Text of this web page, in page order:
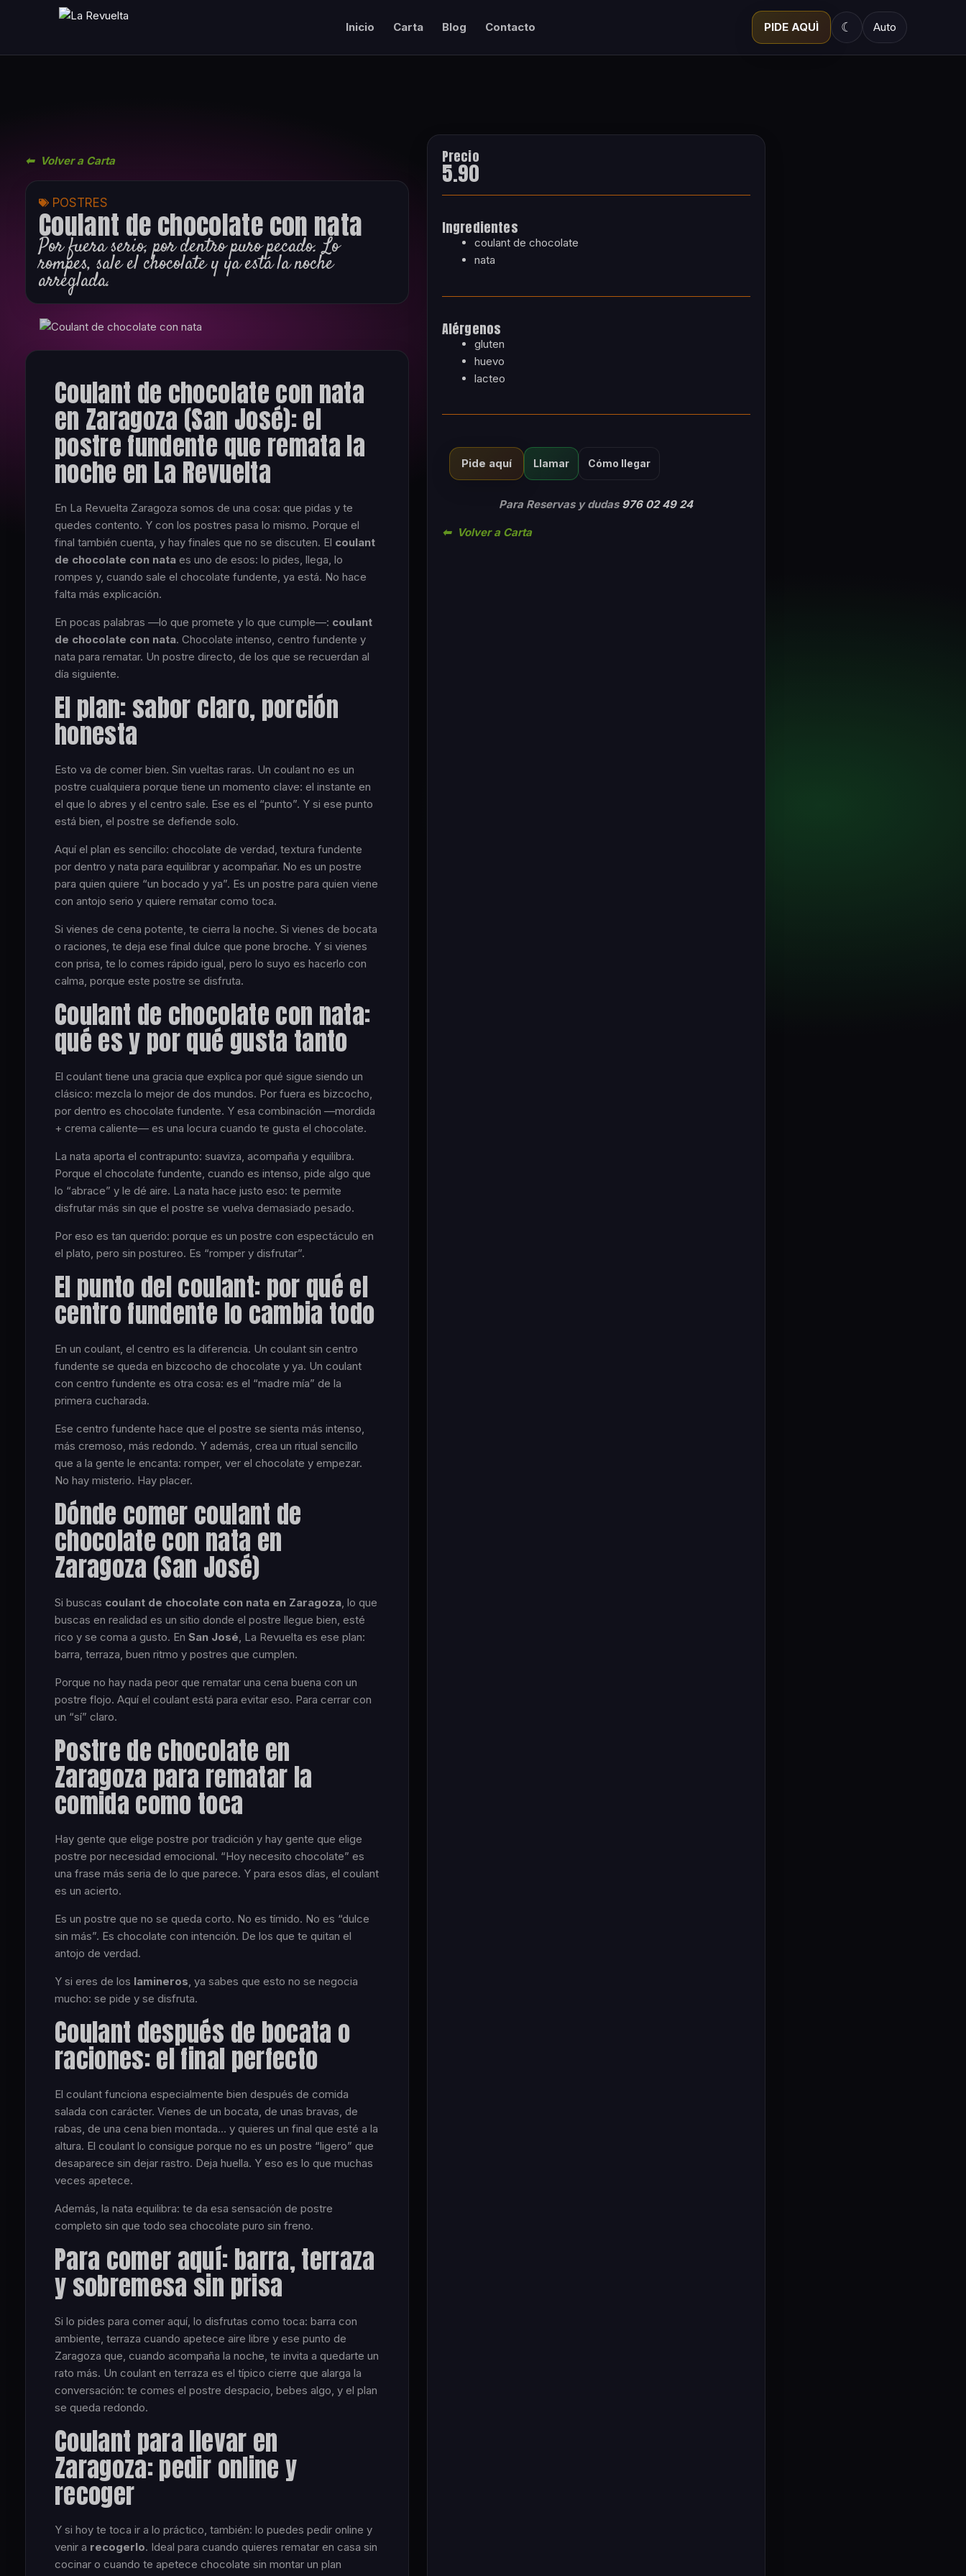
Inicio Carta Blog Contacto PIDE AQUÌ ☾ Auto
⬅ Volver a Carta
POSTRES
Coulant de chocolate con nata
Por fuera serio, por dentro puro pecado. Lo
rompes, sale el chocolate y ya está la noche
arreglada.
Coulant de chocolate con nata
en Zaragoza (San José): el
postre fundente que remata la
noche en La Revuelta
En La Revuelta Zaragoza somos de una cosa: que pidas y te
quedes contento. Y con los postres pasa lo mismo. Porque el
final también cuenta, y hay finales que no se discuten. El coulant
de chocolate con nata es uno de esos: lo pides, llega, lo
rompes y, cuando sale el chocolate fundente, ya está. No hace
falta más explicación.
En pocas palabras —lo que promete y lo que cumple—: coulant
de chocolate con nata. Chocolate intenso, centro fundente y
nata para rematar. Un postre directo, de los que se recuerdan al
día siguiente.
El plan: sabor claro, porción
honesta
Esto va de comer bien. Sin vueltas raras. Un coulant no es un
postre cualquiera porque tiene un momento clave: el instante en
el que lo abres y el centro sale. Ese es el “punto”. Y si ese punto
está bien, el postre se defiende solo.
Aquí el plan es sencillo: chocolate de verdad, textura fundente
por dentro y nata para equilibrar y acompañar. No es un postre
para quien quiere “un bocado y ya”. Es un postre para quien viene
con antojo serio y quiere rematar como toca.
Si vienes de cena potente, te cierra la noche. Si vienes de bocata
o raciones, te deja ese final dulce que pone broche. Y si vienes
con prisa, te lo comes rápido igual, pero lo suyo es hacerlo con
calma, porque este postre se disfruta.
Coulant de chocolate con nata:
qué es y por qué gusta tanto
El coulant tiene una gracia que explica por qué sigue siendo un
clásico: mezcla lo mejor de dos mundos. Por fuera es bizcocho,
por dentro es chocolate fundente. Y esa combinación —mordida
+ crema caliente— es una locura cuando te gusta el chocolate.
La nata aporta el contrapunto: suaviza, acompaña y equilibra.
Porque el chocolate fundente, cuando es intenso, pide algo que
lo “abrace” y le dé aire. La nata hace justo eso: te permite
disfrutar más sin que el postre se vuelva demasiado pesado.
Por eso es tan querido: porque es un postre con espectáculo en
el plato, pero sin postureo. Es “romper y disfrutar”.
El punto del coulant: por qué el
centro fundente lo cambia todo
En un coulant, el centro es la diferencia. Un coulant sin centro
fundente se queda en bizcocho de chocolate y ya. Un coulant
con centro fundente es otra cosa: es el “madre mía” de la
primera cucharada.
Ese centro fundente hace que el postre se sienta más intenso,
más cremoso, más redondo. Y además, crea un ritual sencillo
que a la gente le encanta: romper, ver el chocolate y empezar.
No hay misterio. Hay placer.
Dónde comer coulant de
chocolate con nata en
Zaragoza (San José)
Si buscas coulant de chocolate con nata en Zaragoza, lo que
buscas en realidad es un sitio donde el postre llegue bien, esté
rico y se coma a gusto. En San José, La Revuelta es ese plan:
barra, terraza, buen ritmo y postres que cumplen.
Porque no hay nada peor que rematar una cena buena con un
postre flojo. Aquí el coulant está para evitar eso. Para cerrar con
un “sí” claro.
Postre de chocolate en
Zaragoza para rematar la
comida como toca
Hay gente que elige postre por tradición y hay gente que elige
postre por necesidad emocional. “Hoy necesito chocolate” es
una frase más seria de lo que parece. Y para esos días, el coulant
es un acierto.
Es un postre que no se queda corto. No es tímido. No es “dulce
sin más”. Es chocolate con intención. De los que te quitan el
antojo de verdad.
Y si eres de los lamineros, ya sabes que esto no se negocia
mucho: se pide y se disfruta.
Coulant después de bocata o
raciones: el final perfecto
El coulant funciona especialmente bien después de comida
salada con carácter. Vienes de un bocata, de unas bravas, de
rabas, de una cena bien montada… y quieres un final que esté a la
altura. El coulant lo consigue porque no es un postre “ligero” que
desaparece sin dejar rastro. Deja huella. Y eso es lo que muchas
veces apetece.
Además, la nata equilibra: te da esa sensación de postre
completo sin que todo sea chocolate puro sin freno.
Para comer aquí: barra, terraza
y sobremesa sin prisa
Si lo pides para comer aquí, lo disfrutas como toca: barra con
ambiente, terraza cuando apetece aire libre y ese punto de
Zaragoza que, cuando acompaña la noche, te invita a quedarte un
rato más. Un coulant en terraza es el típico cierre que alarga la
conversación: te comes el postre despacio, bebes algo, y el plan
se queda redondo.
Coulant para llevar en
Zaragoza: pedir online y
recoger
Y si hoy te toca ir a lo práctico, también: lo puedes pedir online y
venir a recogerlo. Ideal para cuando quieres rematar en casa sin
cocinar o cuando te apetece chocolate sin montar un plan
Precio
5.90
Ingredientes
coulant de chocolate
nata
Alérgenos
gluten
huevo
lacteo
Pide aquí Llamar Cómo llegar
Para Reservas y dudas 976 02 49 24
⬅ Volver a Carta